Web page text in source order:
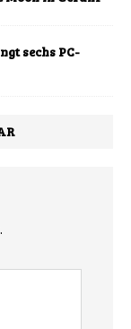
sechs PC-